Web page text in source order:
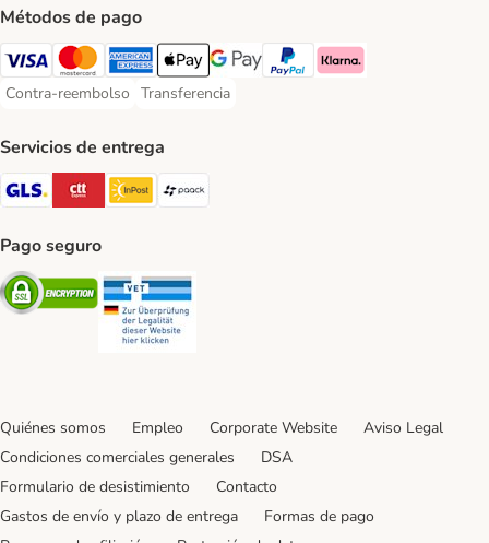
Métodos de pago
Visa Payment Method
Mastercard Payment Method
American Express Payment Method
Apple Pay Payment Method
Google Pay Payment Method
PayPal Payment Method
Klarna Payment Method
Contra-reembolso
Contra-reembolso Payment Method
Transferencia
Transferencia Payment Method
Servicios de entrega
GLS Shipping Method
CTTExpress Shipping Method
InPost Shipping Method
paack Shipping Method
Pago seguro
Security
Quiénes somos Empleo Corporate Website
Aviso Legal
Condiciones comerciales generales
DSA
Formulario de desistimiento
Contacto
Gastos de envío y plazo de entrega
Formas de pago